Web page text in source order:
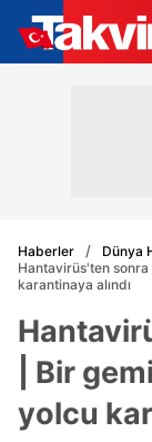
Haberler
Dünya
Hantavirüs'ten
karantinaya alındı
| Bir
yolcu